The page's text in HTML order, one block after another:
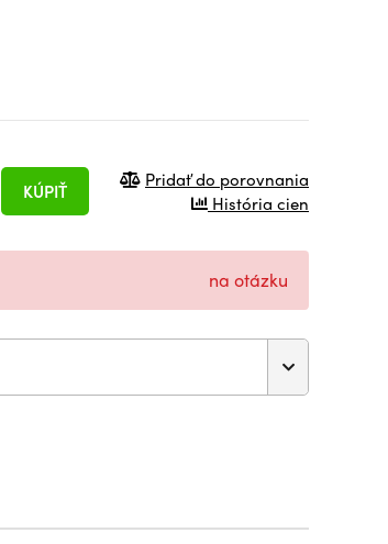
KÚPIŤ
Pridať do porovnania
História cien
na otázku